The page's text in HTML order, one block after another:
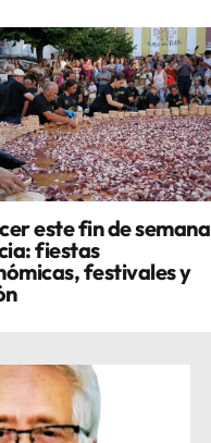
este fin de semana
fiestas
festivales y